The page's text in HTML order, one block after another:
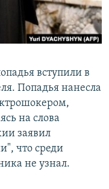
вступили в
Попадья нанесла
на слова
заявил
что среди
не узнал.